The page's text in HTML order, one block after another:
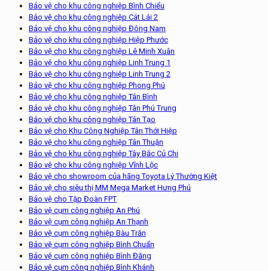
Bảo vệ cho khu công nghiệp Bình Chiểu
Bảo vệ cho khu công nghiệp Cát Lái 2
Bảo vệ cho khu công nghiệp Đông Nam
Bảo vệ cho khu công nghiệp Hiệp Phước
Bảo vệ cho khu công nghiệp Lê Minh Xuân
Bảo vệ cho khu công nghiệp Linh Trung 1
Bảo vệ cho khu công nghiệp Linh Trung 2
Bảo vệ cho khu công nghiệp Phong Phú
Bảo vệ cho khu công nghiệp Tân Bình
Bảo vệ cho khu công nghiệp Tân Phú Trung
Bảo vệ cho khu công nghiệp Tân Tạo
Bảo vệ cho Khu Công Nghiệp Tân Thới Hiệp
Bảo vệ cho khu công nghiệp Tân Thuận
Bảo vệ cho khu công nghiệp Tây Bắc Củ Chi
Bảo vệ cho khu công nghiệp Vĩnh Lộc
Bảo vệ cho showroom của hãng Toyota Lý Thường Kiệt
Bảo vệ cho siêu thị MM Mega Market Hưng Phú
Bảo vệ cho Tập Đoàn FPT
Bảo vệ cụm công nghiệp An Phú
Bảo vệ cụm công nghiệp An Thạnh
Bảo vệ cụm công nghiệp Bàu Trăn
Bảo vệ cụm công nghiệp Bình Chuẩn
Bảo vệ cụm công nghiệp Bình Đăng
Bảo vệ cụm công nghiệp Bình Khánh